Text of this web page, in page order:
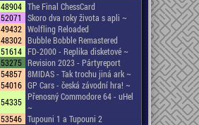
48904 The Final ChessCard
52071
Skoro dva roky života s apli ~
49432 Wolfling Reloaded
48302 Bubble Bobble Remastered
51614 FD-2000 - Replika disketové ~
53275 Revision 2023 - Pártyreport
54857 8MIDAS - Tak trochu jiná ark ~
54016 GP Cars - česká závodní hra! ~
54335 Přenosný Commodore 64 - uHel
~
53546 Tupouni 1 a Tupouni 2